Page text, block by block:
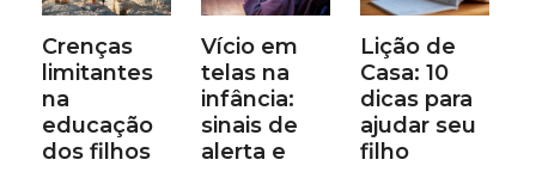
Crenças
limitantes
na
educação
dos filhos
Vício em
telas na
infância:
sinais de
alerta e
Lição de
Casa: 10
dicas para
ajudar seu
filho